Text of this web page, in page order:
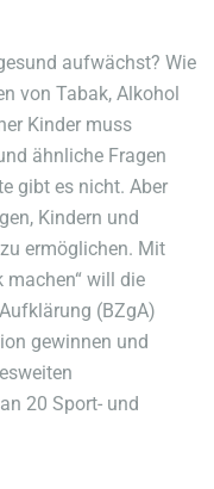
aufwächst? Wie
von Tabak, Alkohol
Kinder muss
ähnliche Fragen
gibt es nicht. Aber
Kindern und
ermöglichen. Mit
machen“ will die
(BZgA)
gewinnen und
20 Sport- und